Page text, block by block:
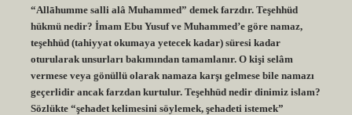
“Allāhumme salli alâ Muhammed” demek farzdır. Teşehhüd
hükmü nedir? İmam Ebu Yusuf ve Muhammed’e göre namaz,
teşehhüd (tahiyyat okumaya yetecek kadar) süresi kadar
oturularak unsurları bakımından tamamlanır. O kişi selâm
vermese veya gönüllü olarak namaza karşı gelmese bile namazı
geçerlidir ancak farzdan kurtulur. Teşehhüd nedir dinimiz islam?
Sözlükte “şehadet kelimesini söylemek, şehadeti istemek”